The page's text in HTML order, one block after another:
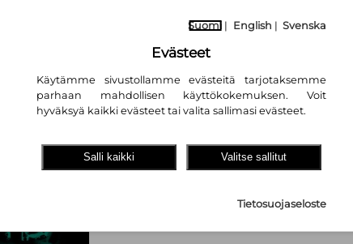
Mindf*ck 4–5:
Verenpunaista
S. T. Abby,Jussi Tuomas
27,70 €
Suomi | English | Svenska
Evästeet
Käytämme sivustollamme evästeitä tarjotaksemme
parhaan mahdollisen käyttökokemuksen. Voit
hyväksyä kaikki evästeet tai valita sallimasi evästeet.
Salli kaikki Valitse sallitut
Tietosuojaseloste